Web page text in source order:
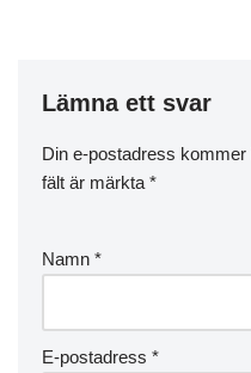
Lämna ett svar
Din e-postadress kommer
fält är märkta *
Namn *
E-postadress *